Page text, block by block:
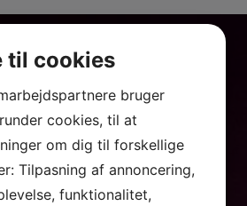
I
til cookies
bruger
cookies, til at
om dig til forskellige
Tilpasning af annoncering,
funktionalitet,